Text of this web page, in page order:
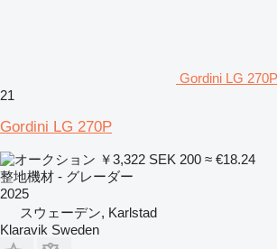
Gordini LG
21
Gordini LG 270P
￥3,322 SEK 200 ≈ €18.24
整地機材 - グレーダー
2025
スウェーデン, Karlstad
Klaravik Sweden